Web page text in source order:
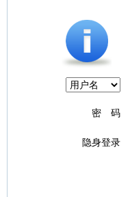
密 码
隐身登录